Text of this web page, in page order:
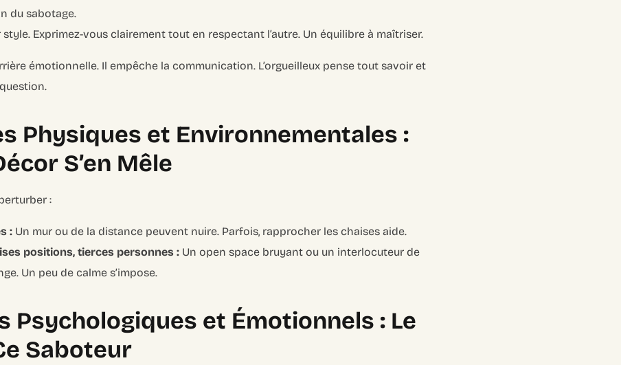
du sabotage.
style. Exprimez-vous clairement tout en respectant l’autre. Un équilibre à maîtriser.
émotionnelle. Il empêche la communication. L’orgueilleux pense tout savoir et
Physiques et Environnementales :
S’en Mêle
:
: Un mur ou de la distance peuvent nuire. Parfois, rapprocher les chaises aide.
positions, tierces personnes : Un open space bruyant ou un interlocuteur de
Un peu de calme s’impose.
Psychologiques et Émotionnels : Le
Saboteur